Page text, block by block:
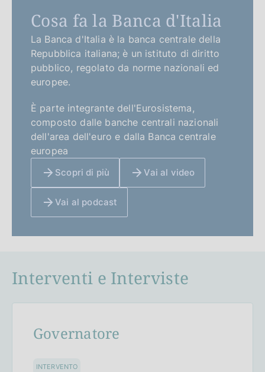
Cosa fa la Banca d'Italia
La Banca d'Italia è la banca centrale della
Repubblica italiana; è un istituto di diritto
pubblico, regolato da norme nazionali ed
europee.
È parte integrante dell'Eurosistema,
composto dalle banche centrali nazionali
dell'area dell'euro e dalla Banca centrale
europea
Scopri di più Vai al video
Vai al podcast
Interventi e Interviste
Governatore
INTERVENTO